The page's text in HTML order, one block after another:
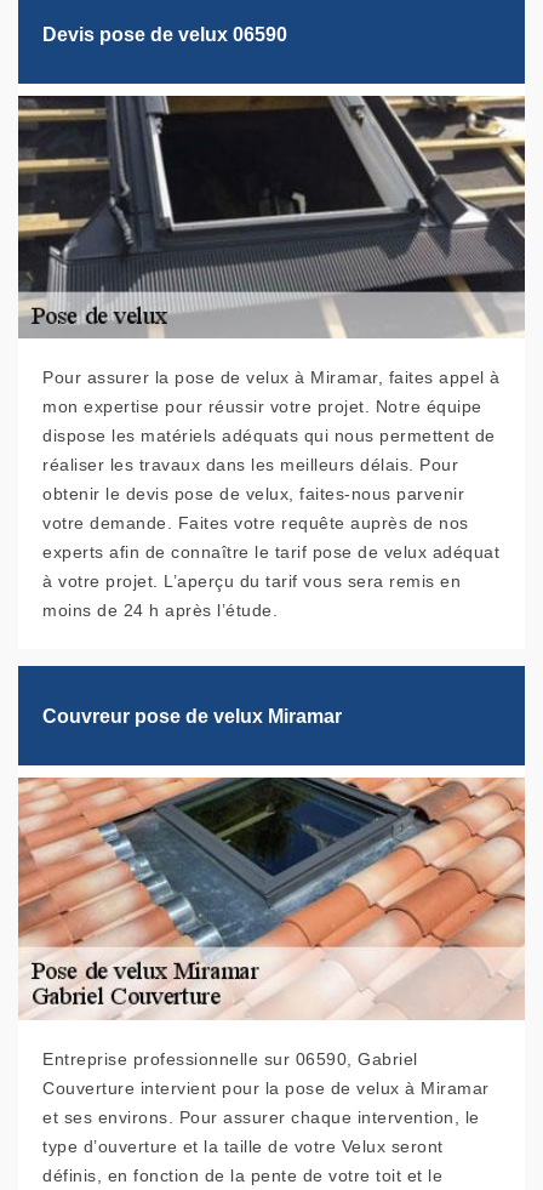
Devis pose de velux 06590
Pour assurer la pose de velux à Miramar, faites appel à
mon expertise pour réussir votre projet. Notre équipe
dispose les matériels adéquats qui nous permettent de
réaliser les travaux dans les meilleurs délais. Pour
obtenir le devis pose de velux, faites-nous parvenir
votre demande. Faites votre requête auprès de nos
experts afin de connaître le tarif pose de velux adéquat
à votre projet. L’aperçu du tarif vous sera remis en
moins de 24 h après l’étude.
Couvreur pose de velux Miramar
Entreprise professionnelle sur 06590, Gabriel
Couverture intervient pour la pose de velux à Miramar
et ses environs. Pour assurer chaque intervention, le
type d’ouverture et la taille de votre Velux seront
définis, en fonction de la pente de votre toit et le